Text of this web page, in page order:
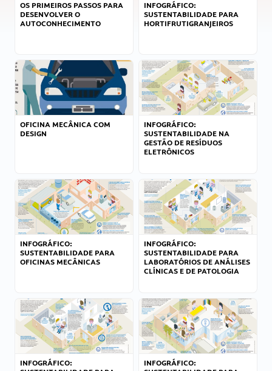
OS PRIMEIROS PASSOS PARA
DESENVOLVER O
AUTOCONHECIMENTO
INFOGRÁFICO:
SUSTENTABILIDADE PARA
HORTIFRUTIGRANJEIROS
OFICINA MECÂNICA COM
DESIGN
INFOGRÁFICO:
SUSTENTABILIDADE NA
GESTÃO DE RESÍDUOS
ELETRÔNICOS
INFOGRÁFICO:
SUSTENTABILIDADE PARA
OFICINAS MECÂNICAS
INFOGRÁFICO:
SUSTENTABILIDADE PARA
LABORATÓRIOS DE ANÁLISES
CLÍNICAS E DE PATOLOGIA
INFOGRÁFICO:
INFOGRÁFICO: